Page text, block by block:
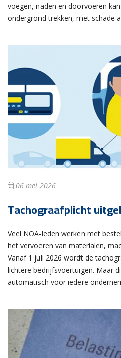
voegen, naden en doorvoeren
ondergrond trekken, met schade
06 mei 2026
Tachograafplicht
Veel NOA-leden werken met
het vervoeren van materialen,
Vanaf 1 juli 2026 wordt de
lichtere bedrijfsvoertuigen. Maar
automatisch voor iedere